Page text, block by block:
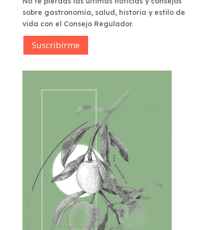
sobre gastronomía, salud, historia y estilo de
vida con el Consejo Regulador.
Suscribírme